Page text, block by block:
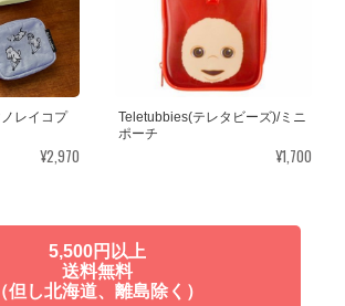
レイコプ
¥2,970
Teletubbies(テレタビーズ)/ミニ
ポーチ
¥1,700
5,500円以上
送料無料
（但し北海道、離島除く）